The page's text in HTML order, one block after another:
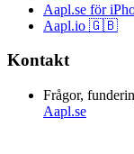
Aapl.se för
Aapl.io 🇬🇧
Kontakt
Frågor,
Aapl.se